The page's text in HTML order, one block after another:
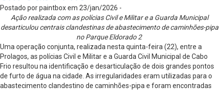
Postado por paintbox em 23/jan/2026 -
Ação realizada com as polícias Civil e Militar e a Guarda Municipal
desarticulou centrais clandestinas de abastecimento de caminhões-pipa
no Parque Eldorado 2
Uma operação conjunta, realizada nesta quinta-feira (22), entre a
Prolagos, as polícias Civil e Militar e a Guarda Civil Municipal de Cabo
Frio resultou na identificação e desarticulação de dois grandes pontos
de furto de água na cidade. As irregularidades eram utilizadas para o
abastecimento clandestino de caminhões-pipa e foram encontradas